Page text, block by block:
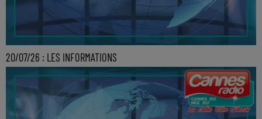
20/07/26 : LES INFORMATIONS